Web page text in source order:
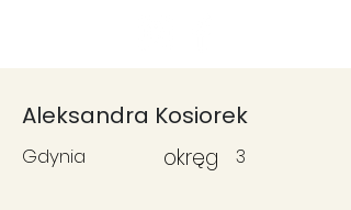
Aleksandra Kosiorek
Gdynia okręg 3